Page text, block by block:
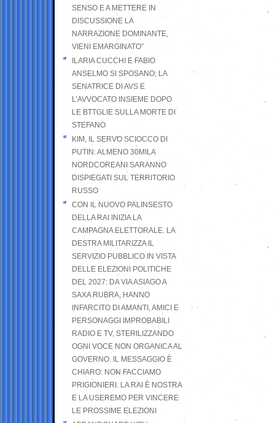
SENSO E A METTERE IN
DISCUSSIONE LA
NARRAZIONE DOMINANTE,
VIENI EMARGINATO”
ILARIA CUCCHI E FABIO
ANSELMO SI SPOSANO; LA
SENATRICE DI AVS E
L’AVVOCATO INSIEME DOPO
LE BTTGLIE SULLA MORTE DI
STEFANO
KIM, IL SERVO SCIOCCO DI
PUTIN: ALMENO 30MILA
NORDCOREANI SARANNO
DISPIEGATI SUL TERRITORIO
RUSSO
CON IL NUOVO PALINSESTO
DELLA RAI INIZIA LA
CAMPAGNA ELETTORALE. LA
DESTRA MILITARIZZA IL
SERVIZIO PUBBLICO IN VISTA
DELLE ELEZIONI POLITICHE
DEL 2027: DA VIA ASIAGO A
SAXA RUBRA, HANNO
INFARCITO DI AMANTI, AMICI E
PERSONAGGI IMPROBABILI
RADIO E TV, STERILIZZANDO
OGNI VOCE NON ORGANICA AL
GOVERNO. IL MESSAGGIO È
CHIARO: NON FACCIAMO
PRIGIONIERI. LA RAI È NOSTRA
E LA USEREMO PER VINCERE
LE PROSSIME ELEZIONI